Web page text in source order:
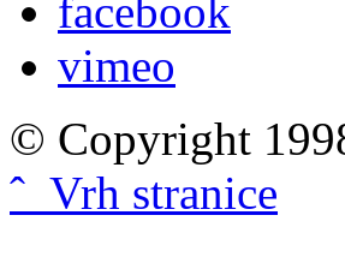
facebook
vimeo
© Copyright
ˆ Vrh stranice